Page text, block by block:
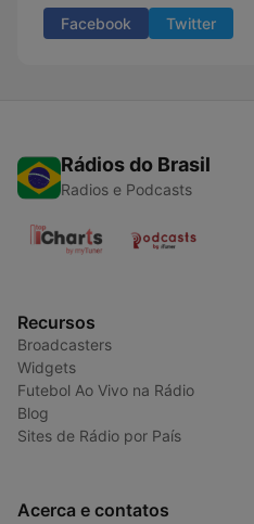
Facebook Twitter
Rádios do Brasil
Radios e Podcasts
Recursos
Broadcasters
Widgets
Futebol Ao Vivo na Rádio
Blog
Sites de Rádio por País
Acerca e contatos